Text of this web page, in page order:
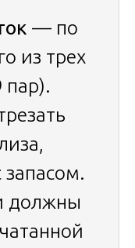
— по
из трех
пар).
должны